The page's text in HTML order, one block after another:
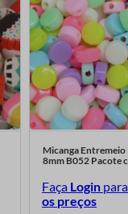
Micanga Entremeio
8mm B052 Pacote
Faça Login
os preços